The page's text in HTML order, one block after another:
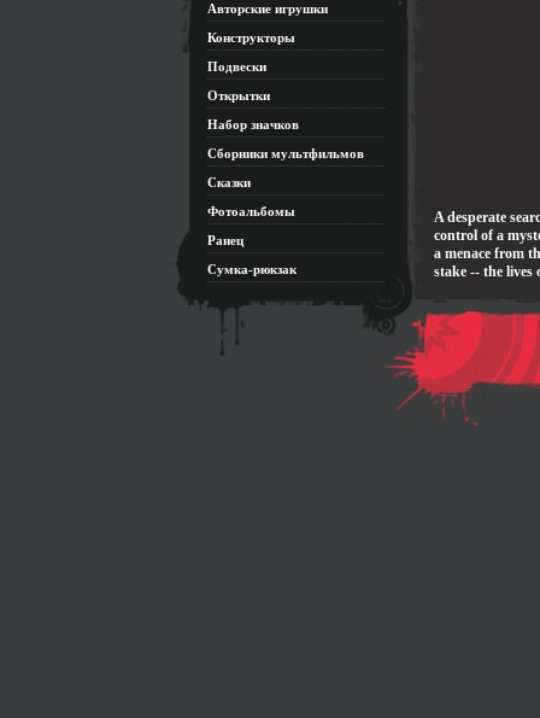
Авторские игрушки
Конструкторы
Подвески
Открытки
Набор значков
Сборники мультфильмов
Сказки
Фотоальбомы
Ранец
Сумка-рюкзак
A desperate
control of a
a menace from
stake -- the